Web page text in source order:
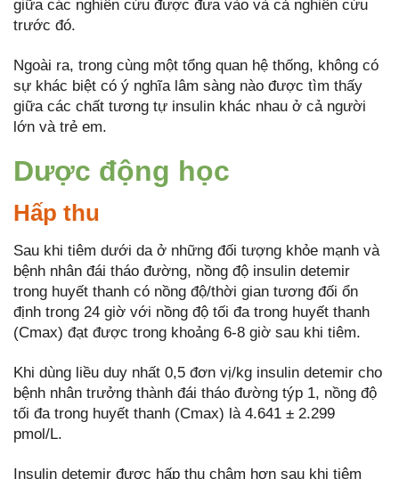
giữa các nghiên cứu được đưa vào và cả nghiên cứu
trước đó.
Ngoài ra, trong cùng một tổng quan hệ thống, không có
sự khác biệt có ý nghĩa lâm sàng nào được tìm thấy
giữa các chất tương tự insulin khác nhau ở cả người
lớn và trẻ em.
Dược động học
Hấp thu
Sau khi tiêm dưới da ở những đối tượng khỏe mạnh và
bệnh nhân đái tháo đường, nồng độ insulin detemir
trong huyết thanh có nồng độ/thời gian tương đối ổn
định trong 24 giờ với nồng độ tối đa trong huyết thanh
(Cmax) đạt được trong khoảng 6-8 giờ sau khi tiêm.
Khi dùng liều duy nhất 0,5 đơn vị/kg insulin detemir cho
bệnh nhân trưởng thành đái tháo đường týp 1, nồng độ
tối đa trong huyết thanh (Cmax) là 4.641 ± 2.299
pmol/L.
Insulin detemir được hấp thu chậm hơn sau khi tiêm